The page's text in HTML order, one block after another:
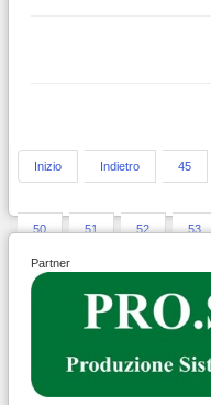
Inizio Indietro 45
50 51 52 53
Partner